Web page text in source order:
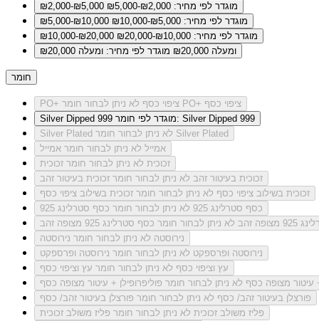
₪2,000-₪5,000
מוגדר לפי מחיר: ₪2,000-₪5,000
₪5,000-₪10,000
מוגדר לפי מחיר: ₪5,000-₪10,000
₪10,000-₪20,000
מוגדר לפי מחיר: ₪10,000-₪20,000
ומעלה ₪20,000
מוגדר לפי מחיר: ומעלה ₪20,000
חומר
PO+ ציפוי כסף
לא ניתן לבחור חומר PO+ ציפוי כסף
Silver Dipped 999
מוגדר לפי חומר: Silver Dipped 999
Silver Plated
לא ניתן לבחור חומר Silver Plated
אמייל לא ניתן לבחור חומר אמייל
זכוכית לא ניתן לבחור חומר זכוכית
זכוכית בעיטור זהב לא ניתן לבחור חומר זכוכית בעיטור זהב
זכוכית בשילוב ציפוי כסף לא ניתן לבחור חומר זכוכית בשילוב ציפוי כסף
כסף סטרלינג 925
לא ניתן לבחור חומר כסף סטרלינג 925
זהב
לא ניתן לבחור חומר כסף סטרלינג 925 מצופה זהב
נירוסטה לא ניתן לבחור חומר נירוסטה
נירוסטה ופרספקט לא ניתן לבחור חומר נירוסטה ופרספקט
עץ וציפוי כסף לא ניתן לבחור חומר עץ וציפוי כסף
עיטור מצופה כסף לא ניתן לבחור חומר פוליפרופילן + עיטור מצופה כסף
פורצלן בעיטור זהב/ כסף לא ניתן לבחור חומר פורצלן בעיטור זהב/ כסף
פליז משולב זכוכית לא ניתן לבחור חומר פליז משולב זכוכית